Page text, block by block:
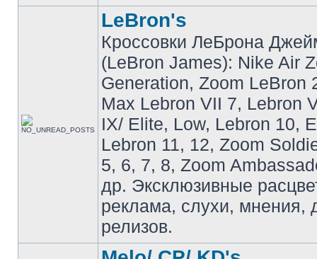
LeBron's
Кроссовки ЛеБрона
(LeBron James): Nike Air
Generation, Zoom LeBron
Max Lebron VII 7, Lebron
IX/ Elite, Low, Lebron 10,
Lebron 11, 12, Zoom
5, 6, 7, 8, Zoom
др. Эксклюзивные
реклама, слухи, мнения,
релизов.